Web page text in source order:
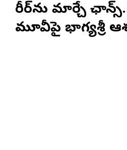
కెరీర్‌ను మార్చే
మూవీపై భాగ్యశ్రీ